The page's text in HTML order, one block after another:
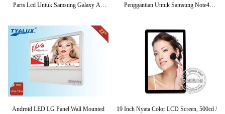
Parts Lcd Untuk Samsung Galaxy A3
Penggantian Untuk Samsung Note4
Android LED LG Panel Wall Mounted
19 Inch Nyata Color LCD Screen, 500cd /